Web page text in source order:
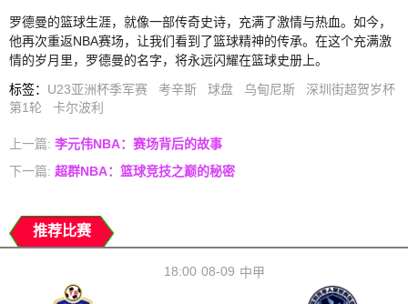
罗德曼的篮球生涯，就像一部传奇史诗，充满了激情与热血。如今，
他再次重返NBA赛场，让我们看到了篮球精神的传承。在这个充满激
情的岁月里，罗德曼的名字，将永远闪耀在篮球史册上。
标签： U23亚洲杯季军赛 考辛斯 球盘 乌甸尼斯
深圳街超贺岁杯
第1轮
卡尔波利
上一篇: 李元伟NBA：赛场背后的故事
下一篇: 超群NBA：篮球竞技之巅的秘密
推荐比赛
08-09
18:00 中甲